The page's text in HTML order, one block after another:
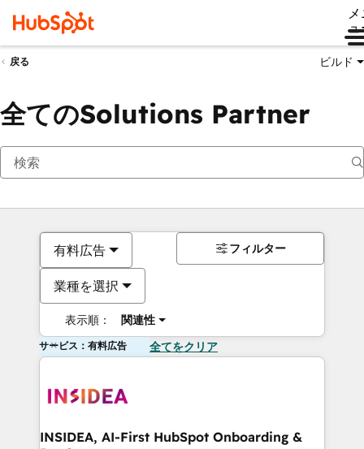
ュ
戻る ビルド
全てのSolutions Partner
有料広告
業種を選択
表示順： 関連性
フィルター
サービス：有料広告 全てをクリア
INSIDEA, AI-First HubSpot Onboarding &